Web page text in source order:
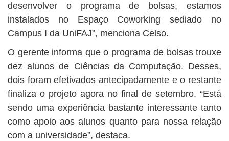
desenvolver o programa de bolsas, estamos
instalados no Espaço Coworking sediado no
Campus I da UniFAJ”, menciona Celso.
O gerente informa que o programa de bolsas trouxe
dez alunos de Ciências da Computação. Desses,
dois foram efetivados antecipadamente e o restante
finaliza o projeto agora no final de setembro. “Está
sendo uma experiência bastante interessante tanto
como apoio aos alunos quanto para nossa relação
com a universidade”, destaca.